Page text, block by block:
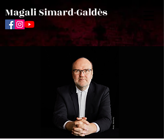
Magali Simard-Galdès